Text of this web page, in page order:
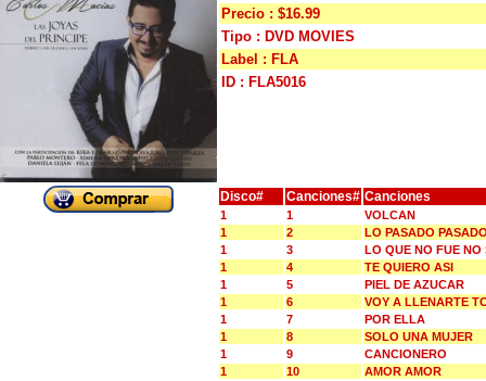
Precio : $16.99
Tipo : DVD MOVIES
Label : FLA
ID : FLA5016
Disco# Canciones# Canciones
1 1
VOLCAN
1
2
LO PASADO
1
3
LO QUE NO FUE NO
1
4
TE QUIERO ASI
1
5
PIEL DE AZUCAR
1
6
VOY A LLENARTE
1
7
POR ELLA
1
8
SOLO UNA MUJER
1
9
CANCIONERO
1
10
AMOR AMOR